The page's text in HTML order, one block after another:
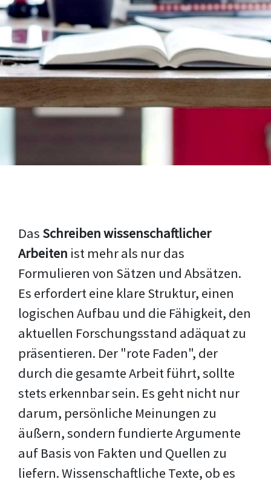
Das Schreiben wissenschaftlicher
Arbeiten ist mehr als nur das
Formulieren von Sätzen und Absätzen.
Es erfordert eine klare Struktur, einen
logischen Aufbau und die Fähigkeit, den
aktuellen Forschungsstand adäquat zu
präsentieren. Der "rote Faden", der
durch die gesamte Arbeit führt, sollte
stets erkennbar sein. Es geht nicht nur
darum, persönliche Meinungen zu
äußern, sondern fundierte Argumente
auf Basis von Fakten und Quellen zu
liefern. Wissenschaftliche Texte, ob es